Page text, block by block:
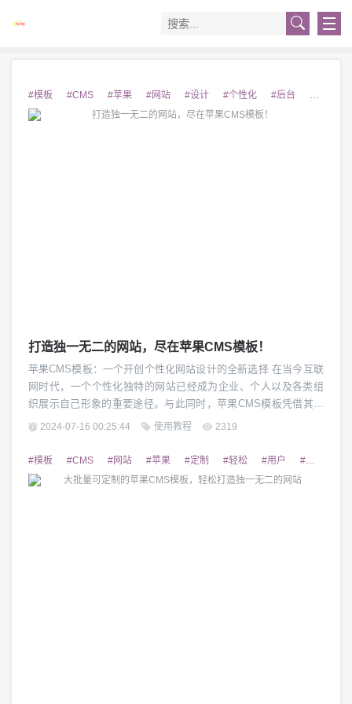
#模板 #CMS #苹果 #网站 #设计 #个性化 #后台 #易用
打造独一无二的网站，尽在苹果CMS模板！
苹果CMS模板：一个开创个性化网站设计的全新选择 在当今互联
网时代，一个个性化独特的网站已经成为企业、个人以及各类组
织展示自己形象的重要途径。与此同时，苹果CMS模板凭借其卓
越的设计和灵活的功能在众多CMS模板中脱颖而出。本文将为您
的网站。 1. 完美的视觉设计 苹果CMS模板以其独特的视觉设计
风格而著称。不同于传统的网站...
2024-07-16 00:25:44 使用教程 2319
#模板 #CMS #网站 #苹果 #定制 #轻松 #用户 #提供